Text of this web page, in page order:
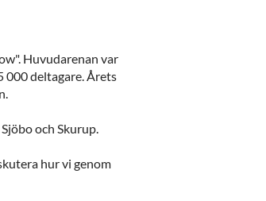
Huvudarenan var
000 deltagare. Årets
och Skurup.
hur vi genom